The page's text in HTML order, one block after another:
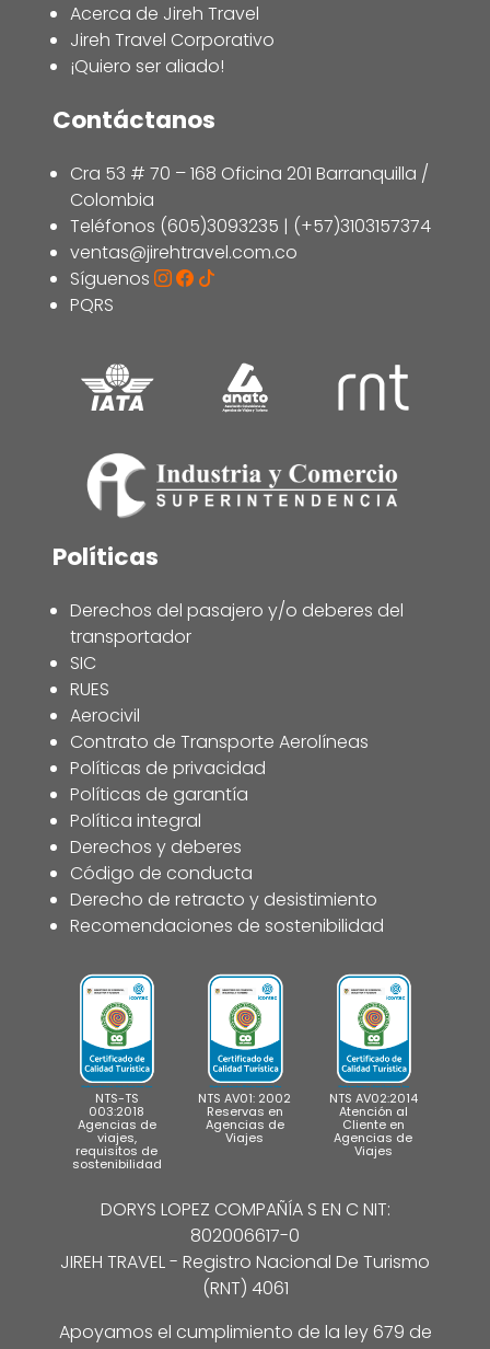
Acerca de Jireh Travel
Jireh Travel Corporativo
¡Quiero ser aliado!
Contáctanos
Cra 53 # 70 – 168 Oficina 201 Barranquilla /
Colombia
Teléfonos (605)3093235 | (+57)3103157374
ventas@jirehtravel.com.co
Síguenos
PQRS
Políticas
Derechos del pasajero y/o deberes del
transportador
SIC
RUES
Aerocivil
Contrato de Transporte Aerolíneas
Políticas de privacidad
Políticas de garantía
Política integral
Derechos y deberes
Código de conducta
Derecho de retracto y desistimiento
Recomendaciones de sostenibilidad
NTS-TS
003:2018
Agencias de
viajes,
requisitos de
sostenibilidad
NTS AV01: 2002
Reservas en
Agencias de
Viajes
NTS AV02:2014
Atención al
Cliente en
Agencias de
Viajes
DORYS LOPEZ COMPAÑÍA S EN C NIT:
802006617-0
JIREH TRAVEL - Registro Nacional De Turismo
(RNT) 4061
Apoyamos el cumplimiento de la ley 679 de